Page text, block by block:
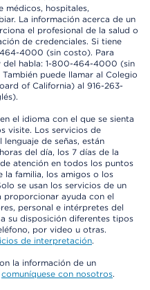
médicos, hospitales,
La información acerca de un
el profesional de la salud o
de credenciales. Si tiene
4000 (sin costo). Para
del habla: 1-800-464-4000 (sin
puede llamar al Colegio
of California) al 916-263-
el idioma con el que se sienta
visite. Los servicios de
de señas, están
del día, los 7 días de la
atención en todos los puntos
la familia, los amigos o los
se usan los servicios de un
proporcionar ayuda con el
personal e intérpretes del
su disposición diferentes tipos
por video u otras.
de interpretación.
la información de un
comuníquese con nosotros.